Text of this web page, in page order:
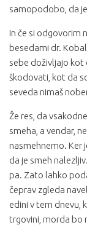
samopodobo, da
In če si odgovorim
besedami dr.
sebe doživljajo kot
škodovati, kot da
seveda nimaš
Že res, da
smeha, a vendar,
nasmehnemo. Ker
da je smeh
pa. Zato lahko
čeprav zgleda
edini v tem dnevu,
trgovini, morda bo